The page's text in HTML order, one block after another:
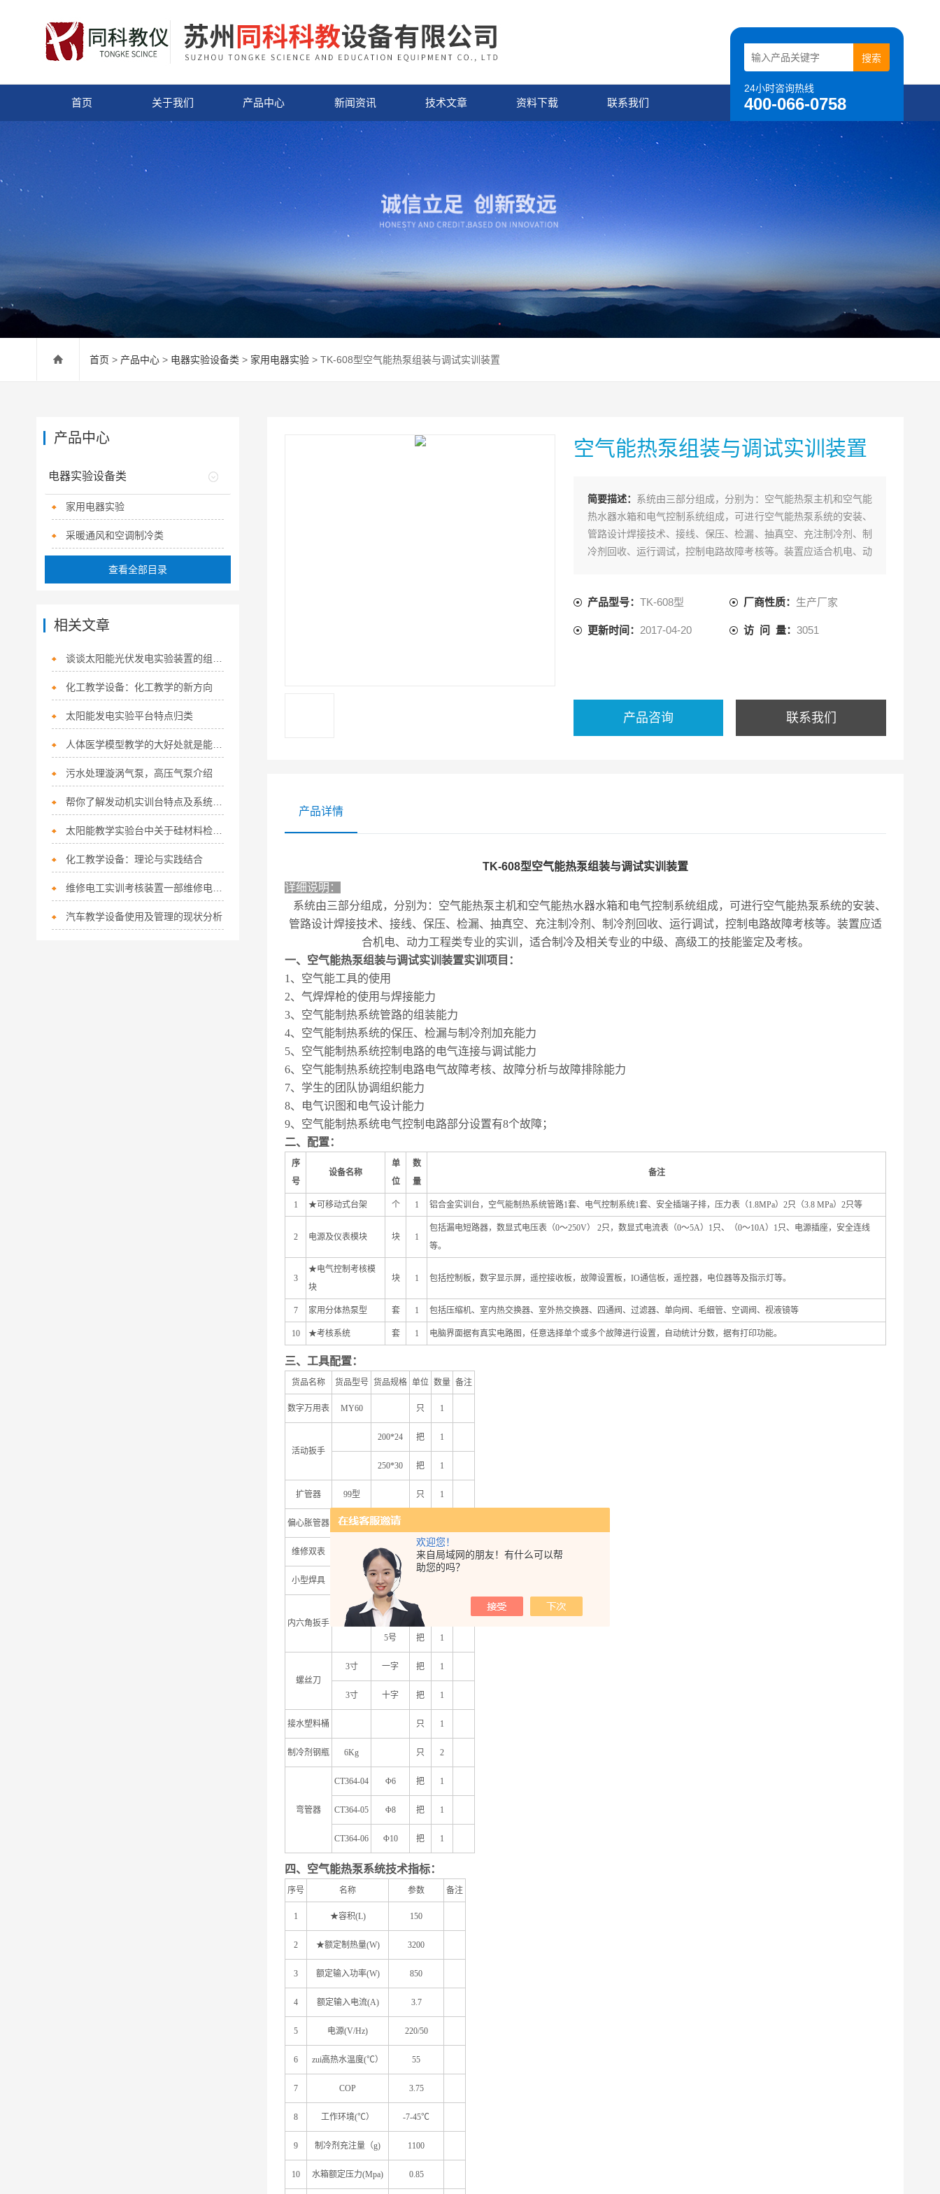
欢迎您！
来自局域网的朋友！有什么可以帮
助您的吗？
24小时咨询热线
400-066-0758
首页 关于我们 产品中心 新闻资讯 技术文章 资料下载 联系我们
首页 > 产品中心 > 电器实验设备类 > 家用电器实验 > TK-608型空气能热泵组装与调试实训装置
空气能热泵组装与调试实训装置
简要描述： 系统由三部分组成，分别为：空气能热泵主机和空气能
热水器水箱和电气控制系统组成，可进行空气能热泵系统的安装、
管路设计焊接技术、接线、保压、检漏、抽真空、充注制冷剂、制
冷剂回收、运行调试，控制电路故障考核等。装置应适合机电、动
产品型号： TK-608型 厂商性质： 生产厂家
更新时间： 2017-04-20 访 问 量：3051
产品咨询 联系我们
产品详情
TK-608型空气能热泵组装与调试实训装置
详细说明：
系统由三部分组成，分别为：空气能热泵主机和空气能热水器水箱和电气控制系统组成，可进行空气能热泵系统的安装、
管路设计焊接技术、接线、保压、检漏、抽真空、充注制冷剂、制冷剂回收、运行调试，控制电路故障考核等。装置应适
合机电、动力工程类专业的实训，适合制冷及相关专业的中级、高级工的技能鉴定及考核。
一、 空气能热泵组装与调试实训装置实训项目：
1 、空气能工具的使用
2、气焊焊枪的使用与焊接能力
3、空气能制热系统管路的组装能力
4、空气能制热系统的保压、检漏与制冷剂加充能力
5、空气能制热系统控制电路的电气连接与调试能力
6、空气能制热系统控制电路电气故障考核、故障分析与故障排除能力
7、学生的团队协调组织能力
8、电气识图和电气设计能力
9、空气能制热系统电气控制电路部分设置有8个故障；
二、 配置：
序
号
设备名称
单
位
数
量
备注
1 ★ 可移动式台架 个 1 铝合金实训台，空气能制热系统管路1套、电气控制系统1套、安全插端子排，压力表（1.8MPa）2只（3.8 MPa）2只等
2 电源及仪表模块 块 1
包括漏电短路器，数显式电压表（0～250V） 2只，数显式电流表（0～5A）1只、（0～10A）1只、电源插座，安全连线
等。
3
★电气控制考核模
块
块 1 包括控制板，数字显示屏，遥控接收板，故障设置板，IO通信板，遥控器，电位器等及指示灯等。
7 家用分体热泵型 套 1 包括压缩机、室内热交换器、室外热交换器、四通阀、过滤器、单向阀、毛细管、空调阀、视液镜等
10 ★考核系统 套 1 电脑界面据有真实电路图，任意选择单个或多个故障进行设置，自动统计分数，据有打印功能。
三、 工具配置：
货品名称 货品型号 货品规格 单位 数量 备注
数字万用表 MY60 只 1
活动扳手
200*24 把 1
250*30 把 1
扩管器 99型 只 1
偏心胀管器 808型
维修双表 套 1
小型焊具
内六角扳手
4号 把
5号 把 1
螺丝刀
3寸 一字 把 1
3寸 十字 把 1
接水塑料桶 只 1
制冷剂钢瓶 6Kg 只 2
弯管器
CT364-04 Φ6 把 1
CT364-05 Φ8 把 1
CT364-06 Φ10 把 1
四、 空气能热泵系统技术指标：
序号 名称 参数 备注
1 ★容积(L) 150
2 ★额定制热量(W) 3200
3 额定输入功率(W) 850
4 额定输入电流(A) 3.7
5 电源(V/Hz) 220/50
6 zui高热水温度(℃） 55
7 COP 3.75
8 工作环境(℃） -7-45℃
9 制冷剂充注量（g) 1100
10 水箱额定压力(Mpa) 0.85
产品中心
电器实验设备类
家用电器实验
采暖通风和空调制冷类
查看全部目录
相关文章
化工教学设备：化工教学的新方向
太阳能发电实验平台特点归类
人体医学模型教学的大好处就是能将枯燥的微观结构知识转化成有趣的
污水处理漩涡气泵，高压气泵介绍
帮你了解发动机实训台特点及系统配置
太阳能教学实验台中关于硅材料检测测试平台
化工教学设备：理论与实践结合
维修电工实训考核装置一部维修电工技能考核的理想设备
汽车教学设备使用及管理的现状分析